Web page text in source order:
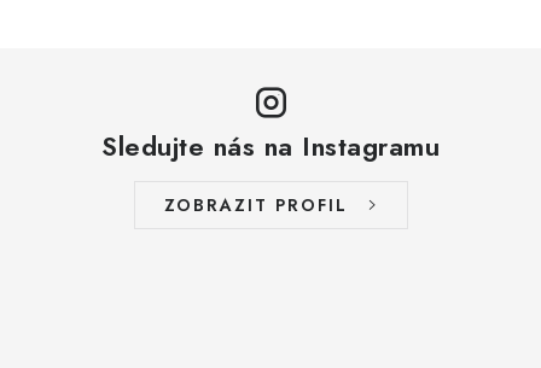
Sledujte nás na Instagramu
ZOBRAZIT PROFIL